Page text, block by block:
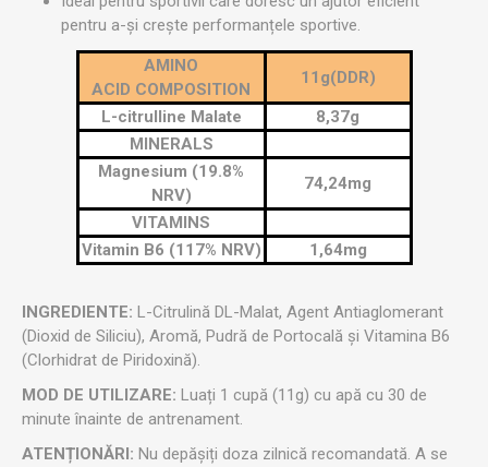
pentru a-și crește performanțele sportive.
AMINO
ACID COMPOSITION
11g(DDR)
L-citrulline Malate
8,37g
MINERALS
Magnesium (19.8%
NRV)
74,24mg
VITAMINS
Vitamin B6 (117% NRV)
1,64mg
INGREDIENTE: L-Citrulină DL-Malat, Agent Antiaglomerant
(Dioxid de Siliciu), Aromă, Pudră de Portocală și Vitamina B6
(Clorhidrat de Piridoxină).
MOD DE UTILIZARE: Luați 1 cupă (11g) cu apă cu 30 de
minute înainte de antrenament.
ATENȚIONĂRI: Nu depășiți doza zilnică recomandată. A se